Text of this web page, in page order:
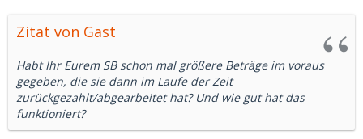
Zitat von Gast
Habt Ihr Eurem SB schon mal größere Beträge im voraus
gegeben, die sie dann im Laufe der Zeit
zurückgezahlt/abgearbeitet hat? Und wie gut hat das
funktioniert?